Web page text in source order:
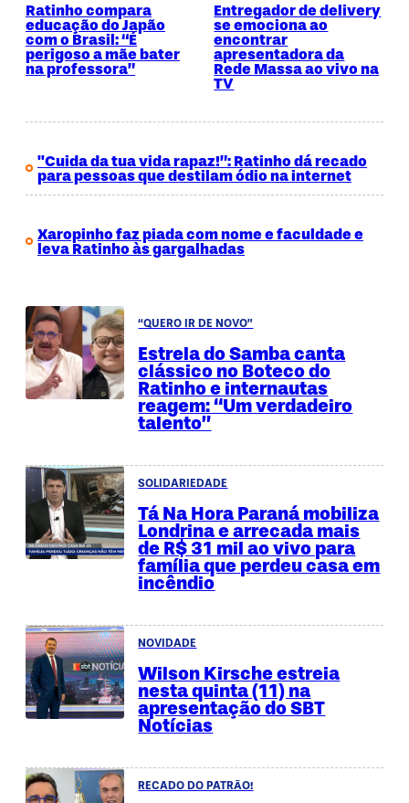
Ratinho compara
educação do Japão
com o Brasil: “É
perigoso a mãe bater
na professora”
Entregador de delivery
se emociona ao
encontrar
apresentadora da
Rede Massa ao vivo na
TV
"Cuida da tua vida rapaz!”: Ratinho dá recado
para pessoas que destilam ódio na internet
Xaropinho faz piada com nome e faculdade e
leva Ratinho às gargalhadas
“QUERO IR DE NOVO”
Estrela do Samba canta
clássico no Boteco do
Ratinho e internautas
reagem: “Um verdadeiro
talento”
SOLIDARIEDADE
Tá Na Hora Paraná mobiliza
Londrina e arrecada mais
de R$ 31 mil ao vivo para
família que perdeu casa em
incêndio
NOVIDADE
Wilson Kirsche estreia
nesta quinta (11) na
apresentação do SBT
Notícias
RECADO DO PATRÃO!